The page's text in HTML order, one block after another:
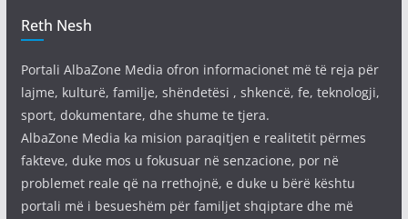
Reth Nesh
Portali AlbaZone Media ofron informacionet më të reja për
lajme, kulturë, familje, shëndetësi , shkencë, fe, teknologji,
sport, dokumentare, dhe shume te tjera.
AlbaZone Media ka mision paraqitjen e realitetit përmes
fakteve, duke mos u fokusuar në senzacione, por në
problemet reale që na rrethojnë, e duke u bërë kështu
portali më i besueshëm për familjet shqiptare dhe më